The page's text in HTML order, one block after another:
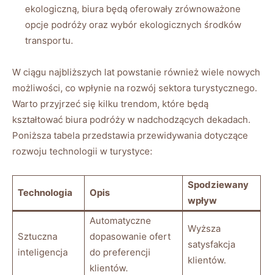
ekologiczną, biura będą oferowały zrównoważone
opcje podróży oraz wybór ekologicznych środków
transportu.
W ciągu najbliższych lat powstanie również wiele nowych
możliwości, co wpłynie na rozwój sektora turystycznego.
Warto przyjrzeć się kilku trendom, które będą
kształtować biura podróży w nadchodzących dekadach.
Poniższa tabela przedstawia przewidywania dotyczące
rozwoju technologii w turystyce:
Technologia Opis
Spodziewany
wpływ
Sztuczna
inteligencja
Automatyczne
dopasowanie ofert
do preferencji
klientów.
Wyższa
satysfakcja
klientów.